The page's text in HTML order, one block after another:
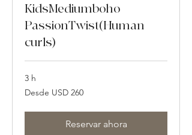
KidsMediumboho
PassionTwist(Human
curls)
3 h
Desde
260
Desde USD 260
Reservar ahora